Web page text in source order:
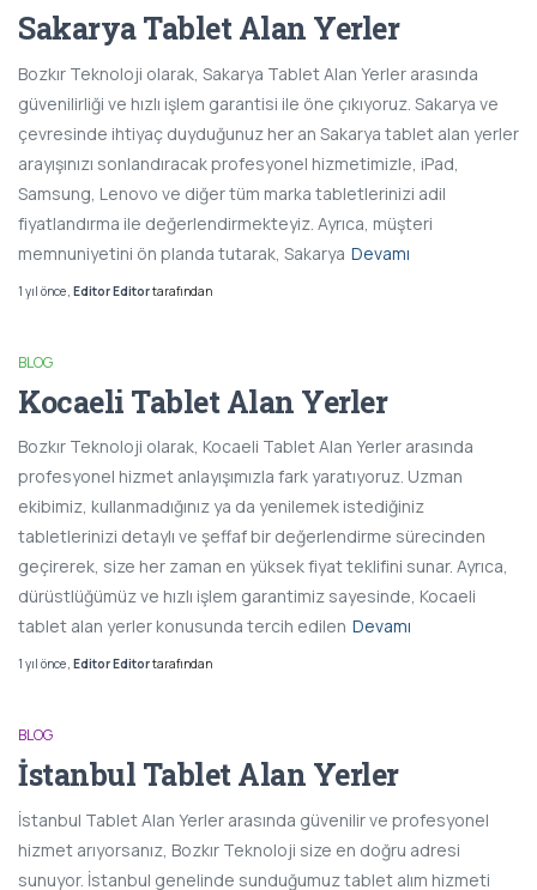
Sakarya Tablet Alan Yerler
Bozkır Teknoloji olarak, Sakarya Tablet Alan Yerler arasında
güvenilirliği ve hızlı işlem garantisi ile öne çıkıyoruz. Sakarya ve
çevresinde ihtiyaç duyduğunuz her an Sakarya tablet alan yerler
arayışınızı sonlandıracak profesyonel hizmetimizle, iPad,
Samsung, Lenovo ve diğer tüm marka tabletlerinizi adil
fiyatlandırma ile değerlendirmekteyiz. Ayrıca, müşteri
memnuniyetini ön planda tutarak, Sakarya Devamı
1 yıl önce Editor Editortarafından
BLOG
Kocaeli Tablet Alan Yerler
Bozkır Teknoloji olarak, Kocaeli Tablet Alan Yerler arasında
profesyonel hizmet anlayışımızla fark yaratıyoruz. Uzman
ekibimiz, kullanmadığınız ya da yenilemek istediğiniz
tabletlerinizi detaylı ve şeffaf bir değerlendirme sürecinden
geçirerek, size her zaman en yüksek fiyat teklifini sunar. Ayrıca,
dürüstlüğümüz ve hızlı işlem garantimiz sayesinde, Kocaeli
tablet alan yerler konusunda tercih edilen Devamı
1 yıl önce, Editor Editortarafından
BLOG
İstanbul Tablet Alan Yerler
İstanbul Tablet Alan Yerler arasında güvenilir ve profesyonel
hizmet arıyorsanız, Bozkır Teknoloji size en doğru adresi
sunuyor. İstanbul genelinde sunduğumuz tablet alım hizmeti